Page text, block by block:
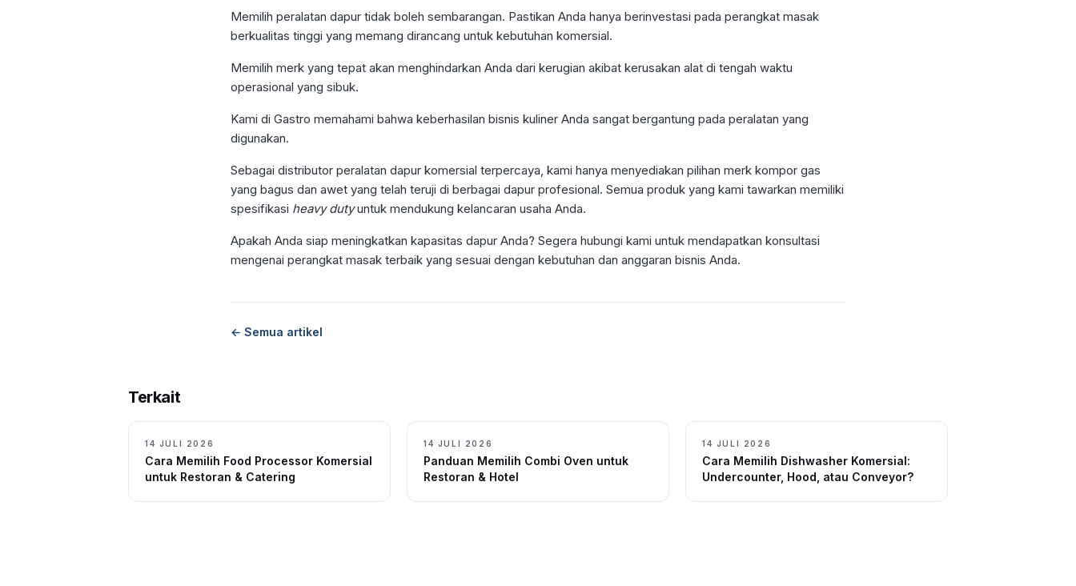
Memilih peralatan dapur tidak boleh sembarangan. Pastikan Anda hanya berinvestasi pada perangkat masak
berkualitas tinggi yang memang dirancang untuk kebutuhan komersial.
Memilih merk yang tepat akan menghindarkan Anda dari kerugian akibat kerusakan alat di tengah waktu
operasional yang sibuk.
Kami di Gastro memahami bahwa keberhasilan bisnis kuliner Anda sangat bergantung pada peralatan yang
digunakan.
Sebagai distributor peralatan dapur komersial terpercaya, kami hanya menyediakan pilihan merk kompor gas
yang bagus dan awet yang telah teruji di berbagai dapur profesional. Semua produk yang kami tawarkan memiliki
spesifikasi heavy dutyuntuk mendukung kelancaran usaha Anda.
Apakah Anda siap meningkatkan kapasitas dapur Anda? Segera hubungi kami untuk mendapatkan konsultasi
mengenai perangkat masak terbaik yang sesuai dengan kebutuhan dan anggaran bisnis Anda.
← Semua artikel
Terkait
14 JULI 2026
Cara Memilih Food Processor Komersial
untuk Restoran & Catering
14 JULI 2026
Panduan Memilih Combi Oven untuk
Restoran & Hotel
14 JULI 2026
Cara Memilih Dishwasher Komersial:
Undercounter, Hood, atau Conveyor?